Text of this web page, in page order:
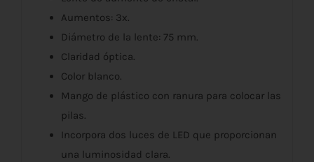
Aumentos: 3x.
Diámetro de la lente: 75 mm.
Claridad óptica.
Color blanco.
Mango de plástico con ranura para colocar las
pilas.
Incorpora dos luces de LED que proporcionan
una luminosidad clara.